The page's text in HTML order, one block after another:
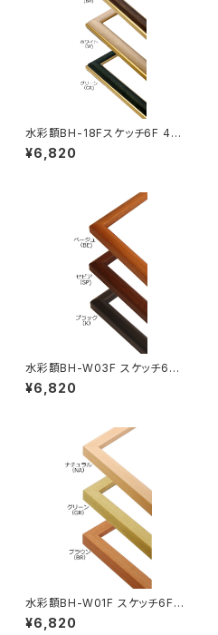
水彩額BH-18Fスケッチ6F 458
×550ミリ
¥6,820
水彩額BH-W03F スケッチ6F
458×550ミリ
¥6,820
水彩額BH-W01F スケッチ6F 4
58×550ミリ
¥6,820